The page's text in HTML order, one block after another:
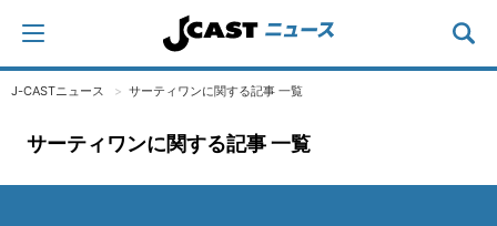
J-CASTニュース サーティワンに関する記事 一覧
サーティワンに関する記事 一覧